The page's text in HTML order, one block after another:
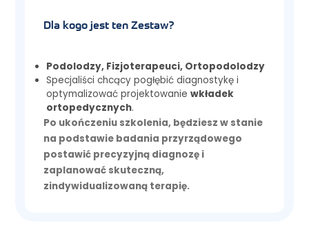
Dla kogo jest ten Zestaw?
Podolodzy, Fizjoterapeuci, Ortopodolodzy
Specjaliści chcący pogłębić diagnostykę i
optymalizować projektowaniewkładek
ortopedycznych.
Po ukończeniu szkolenia, będziesz w stanie
na podstawie badania przyrządowego
postawić precyzyjną diagnozę i
zaplanować skuteczną,
zindywidualizowaną terapię.